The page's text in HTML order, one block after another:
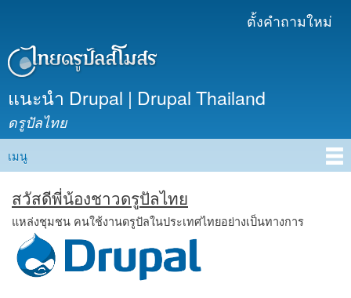
เนื้อหา
ตั้งคำถามใหม่
แนะนำ Drupal | Drupal Thailand
ดรูปัลไทย
Main menu
เมนู
สวัสดีพี่น้องชาวดรูปัลไทย
แหล่งชุมชน คนใช้งานดรูปัลในประเทศไทยอย่างเป็นทางการ